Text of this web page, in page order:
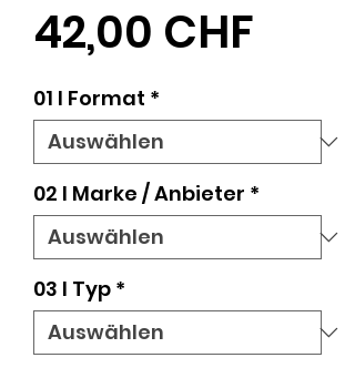
42,00 CHF
01 l Format *
02 l Marke / Anbieter *
03 l Typ *